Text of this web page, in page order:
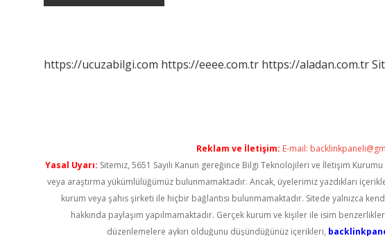
https://ucuzabilgi.com https://eeee.com.tr https://aladan.com.tr
Reklam ve İletişim: E-mail:
Yasal Uyarı: Sitemiz, 5651 Sayılı Kanun gereğince Bilgi Teknolojileri ve İletişim
veya araştırma yükümlülüğümüz bulunmamaktadır. Ancak, üyelerimiz yazdıkları
kurum veya şahıs şirketi ile hiçbir bağlantısı bulunmamaktadır. Sitede yalnızca
hakkında paylaşım yapılmamaktadır. Gerçek kurum ve kişiler ile isim
düzenlemelere aykırı olduğunu düşündüğünüz içerikleri,